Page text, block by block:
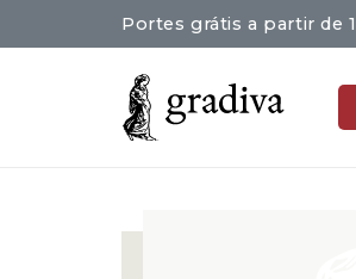
Portes grátis a partir de